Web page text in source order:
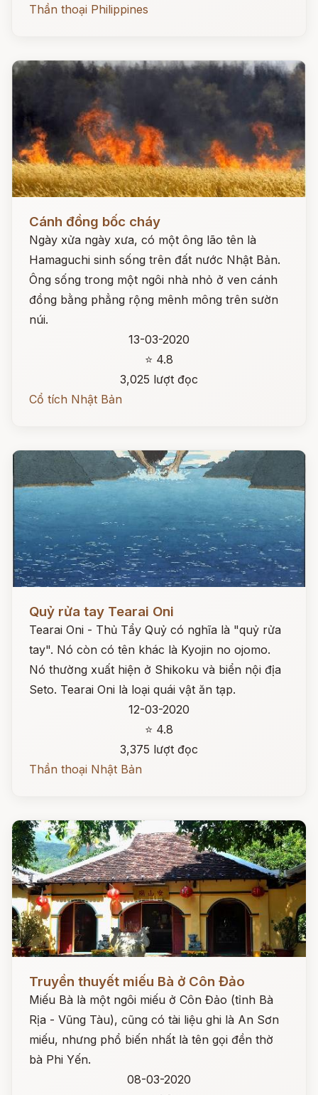
Thần thoại Philippines
Cánh đồng bốc cháy
Ngày xửa ngày xưa, có một ông lão tên là
Hamaguchi sinh sống trên đất nước Nhật Bản.
Ông sống trong một ngôi nhà nhỏ ở ven cánh
đồng bằng phẳng rộng mênh mông trên sườn
núi.
13-03-2020
⭐ 4.8
3,025 lượt đọc
Cổ tích Nhật Bản
Quỷ rửa tay Tearai Oni
Tearai Oni - Thủ Tẩy Quỷ có nghĩa là "quỷ rửa
tay". Nó còn có tên khác là Kyojin no ojomo.
Nó thường xuất hiện ở Shikoku và biển nội địa
Seto. Tearai Oni là loại quái vật ăn tạp.
12-03-2020
⭐ 4.8
3,375 lượt đọc
Thần thoại Nhật Bản
Đọc ngay
Truyền thuyết miếu Bà ở Côn Đảo
Miếu Bà là một ngôi miếu ở Côn Đảo (tỉnh Bà
Rịa - Vũng Tàu), cũng có tài liệu ghi là An Sơn
miếu, nhưng phổ biến nhất là tên gọi đền thờ
bà Phi Yến.
08-03-2020